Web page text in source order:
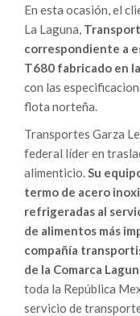
En esta ocasión, el
La Laguna,
correspondiente a
T680 fabricado en
con las
flota norteña.
Transportes Garza
federal líder en
alimenticio.Su
termo de acero
refrigeradas al
de alimentos más
compañía
de la Comarca
toda la República
servicio de